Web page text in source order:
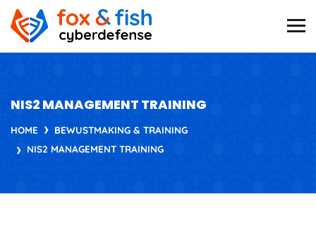
NIS2 MANAGEMENT TRAINING
HOME
BEWUSTMAKING & TRAINING
NIS2 MANAGEMENT TRAINING